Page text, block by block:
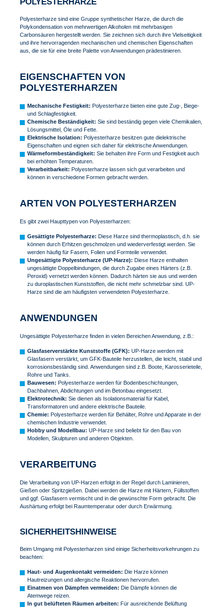
Polyesterharze sind eine Gruppe synthetischer Harze, die durch die
Polykondensation von mehrwertigen Alkoholen mit mehrbasigen
Carbonsäuren hergestellt werden. Sie zeichnen sich durch ihre Vielseitigkeit
und ihre hervorragenden mechanischen und chemischen Eigenschaften
aus, die sie für eine breite Palette von Anwendungen prädestinieren.
EIGENSCHAFTEN VON
POLYESTERHARZEN
Mechanische Festigkeit: Polyesterharze bieten eine gute Zug-, Biege-
und Schlagfestigkeit.
Chemische Beständigkeit: Sie sind beständig gegen viele Chemikalien,
Lösungsmittel, Öle und Fette.
Elektrische Isolation: Polyesterharze besitzen gute dielektrische
Eigenschaften und eignen sich daher für elektrische Anwendungen.
Wärmeformbeständigkeit: Sie behalten ihre Form und Festigkeit auch
bei erhöhten Temperaturen.
Verarbeitbarkeit: Polyesterharze lassen sich gut verarbeiten und
können in verschiedene Formen gebracht werden.
ARTEN VON POLYESTERHARZEN
Es gibt zwei Haupttypen von Polyesterharzen:
Gesättigte Polyesterharze: Diese Harze sind thermoplastisch, d.h. sie
können durch Erhitzen geschmolzen und wiederverfestigt werden. Sie
werden häufig für Fasern, Folien und Formteile verwendet.
Ungesättigte Polyesterharze (UP-Harze): Diese Harze enthalten
ungesättigte Doppelbindungen, die durch Zugabe eines Härters (z.B.
Peroxid) vernetzt werden können. Dadurch härten sie aus und werden
zu duroplastischen Kunststoffen, die nicht mehr schmelzbar sind. UP-
Harze sind die am häufigsten verwendeten Polyesterharze.
ANWENDUNGEN
Ungesättigte Polyesterharze finden in vielen Bereichen Anwendung, z.B.:
Glasfaserverstärkte Kunststoffe (GFK): UP-Harze werden mit
Glasfasern verstärkt, um GFK-Bauteile herzustellen, die leicht, stabil und
korrosionsbeständig sind. Anwendungen sind z.B. Boote, Karosserieteile,
Rohre und Tanks.
Bauwesen: Polyesterharze werden für Bodenbeschichtungen,
Dachbahnen, Abdichtungen und im Betonbau eingesetzt.
Elektrotechnik: Sie dienen als Isolationsmaterial für Kabel,
Transformatoren und andere elektrische Bauteile.
Chemie: Polyesterharze werden für Behälter, Rohre und Apparate in der
chemischen Industrie verwendet.
Hobby und Modellbau: UP-Harze sind beliebt für den Bau von
Modellen, Skulpturen und anderen Objekten.
VERARBEITUNG
Die Verarbeitung von UP-Harzen erfolgt in der Regel durch Laminieren,
Gießen oder Spritzgießen. Dabei werden die Harze mit Härtern, Füllstoffen
und ggf. Glasfasern vermischt und in die gewünschte Form gebracht. Die
Aushärtung erfolgt bei Raumtemperatur oder durch Erwärmung.
SICHERHEITSHINWEISE
Beim Umgang mit Polyesterharzen sind einige Sicherheitsvorkehrungen zu
beachten:
Haut- und Augenkontakt vermeiden: Die Harze können
Hautreizungen und allergische Reaktionen hervorrufen.
Einatmen von Dämpfen vermeiden: Die Dämpfe können die
Atemwege reizen.
In gut belüfteten Räumen arbeiten: Für ausreichende Belüftung